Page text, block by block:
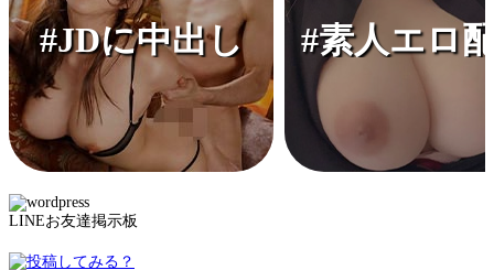
#JDに中出し #素人エロ
LINEお友達掲示板